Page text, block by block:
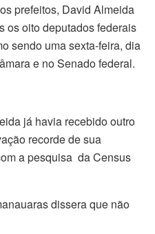
prefeitos, David Almeida
os oito deputados federais
sendo uma sexta-feira, dia
e no Senado federal.
já havia recebido outro
recorde de sua
a pesquisa da Census
dissera que não